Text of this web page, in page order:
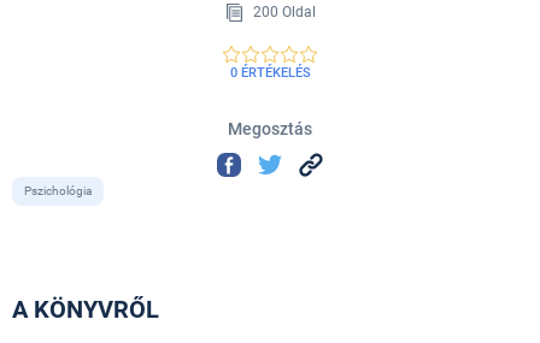
200 Oldal
0 ÉRTÉKELÉS
Megosztás
Pszichológia
A KÖNYVRŐL